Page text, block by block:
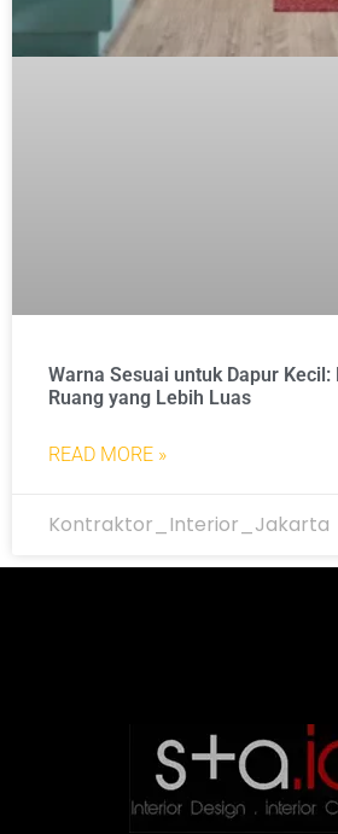
Warna Sesuai untuk Dapur
Ruang yang Lebih Luas
READ MORE »
Kontraktor_Interior_Jakarta